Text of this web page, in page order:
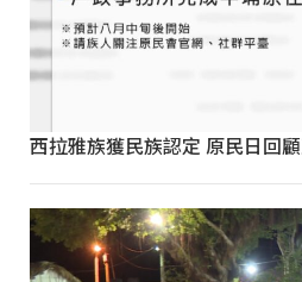
西拉雅族獲民族認定 原民日回